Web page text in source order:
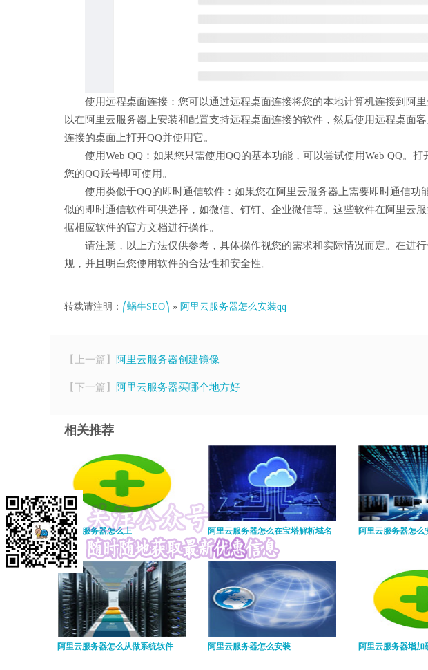
使用远程桌面连接：您可以通过远程桌面连接将您的本地计算机连接到阿
以在阿里云服务器上安装和配置支持远程桌面连接的软件，然后使用远程桌面
连接的桌面上打开QQ并使用它。
使用Web QQ：如果您只需使用QQ的基本功能，可以尝试使用Web QQ。
您的QQ账号即可使用。
使用类似于QQ的即时通信软件：如果您在阿里云服务器上需要即时通信功
似的即时通信软件可供选择，如微信、钉钉、企业微信等。这些软件在阿里云
据相应软件的官方文档进行操作。
请注意，以上方法仅供参考，具体操作视您的需求和实际情况而定。在进
规，并且明白您使用软件的合法性和安全性。
转载请注明： ⎛蜗牛SEO⎞ » 阿里云服务器怎么安装qq
【上一篇】 阿里云服务器创建镜像
【下一篇】 阿里云服务器买哪个地方好
相关推荐
阿里云服务器怎么上 阿里云服务器怎么在宝塔解析域名 阿里云服务器怎么
阿里云服务器怎么从做系统软件 阿里云服务器怎么安装 阿里云服务器增加